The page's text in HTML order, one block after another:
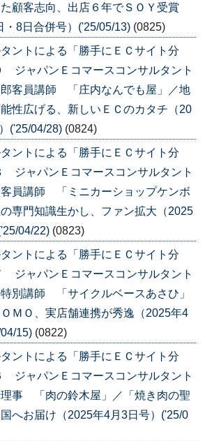
顧客志向、出店６年でＳＯＹ受賞
・8日合併号）('25/05/13) (0825)
タントによる「勝手にＥＣサイト分
ジャパンＥコマースコンサルタント
客員講師 「庄内なんでも屋」／地
性広げる、新しいＥＣのカタチ（20
('25/04/28) (0824)
タントによる「勝手にＥＣサイト分
ジャパンＥコマースコンサルタント
員講師 「ミニカーショップケンボ
専門知識生かし、ファン拡大（2025
04/22) (0823)
タントによる「勝手にＥＣサイト分
ジャパンＥコマースコンサルタント
別講師 「サイクルベースあさひ」
ＭＯ、実店舗連携が秀逸（2025年4
15) (0822)
タントによる「勝手にＥＣサイト分
ジャパンＥコマースコンサルタント
事 「肉の鈴木屋」／「焼き肉の聖
へお届け（2025年4月3日号）('25/0